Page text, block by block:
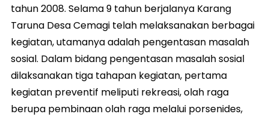
tahun 2008. Selama 9 tahun berjalanya Karang
Taruna Desa Cemagi telah melaksanakan berbagai
kegiatan, utamanya adalah pengentasan masalah
sosial. Dalam bidang pengentasan masalah sosial
dilaksanakan tiga tahapan kegiatan, pertama
kegiatan preventif meliputi rekreasi, olah raga
berupa pembinaan olah raga melalui porsenides,